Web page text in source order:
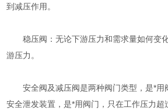
到减压作用。
稳压阀：无论下游压力和需求量如何变
游压力。
安全阀及减压阀是两种阀门类型，是*用
安全泄发装置，是*用阀门，只在工作压力超